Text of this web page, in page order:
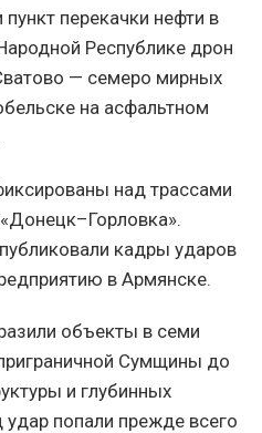
перекачки нефти в
Республике дрон
— семеро мирных
на асфальтном
над трассами
кадры ударов
в Армянске.
объекты в семи
Сумщины до
и глубинных
попали прежде всего